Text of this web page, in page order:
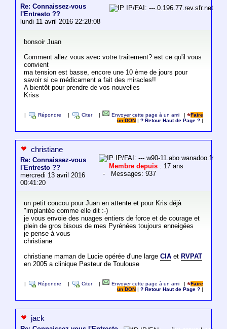
Re: Connaissez-vous
l'Entresto ??
lundi 11 avril 2016 22:28:08
IP/FAI: ---.0.196.77.rev.sfr.net
bonsoir Juan
Comment allez vous avec votre traitement? est ce qu'il vous
convient
ma tension est basse, encore une 10 ème de jours pour
savoir si ce médicament a fait des miracles!!
A bientôt pour prendre de vos nouvelles
Kriss
Répondre Citer Envoyer cette page à un ami |
Faire
un DON
|? Retour Haut de Page ?
christiane
Re: Connaissez-vous
l'Entresto ??
mercredi 13 avril 2016
00:41:20
IP/FAI: ---.w90-11.abo.wanadoo.fr
Membre depuis : 17 ans
- Messages: 937
un petit coucou pour Juan en attente et pour Kris déjà
"implantée comme elle dit :-)
je vous envoie des nuages entiers de force et de courage et
plein de gros bisous de mes Pyrénées toujours enneigées
je pense à vous
christiane
christiane maman de Lucie opérée d'une large CIAet RVPAT
en 2005 a clinique Pasteur de Toulouse
Répondre Citer Envoyer cette page à un ami |
Faire
un DON
|? Retour Haut de Page ?
jack